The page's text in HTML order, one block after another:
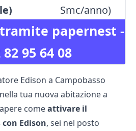
papernest -
82 95 64 08
Smc/anno)
Edison a Campobasso
tua nuova abitazione a
comeattivare il
Edison, sei nel posto